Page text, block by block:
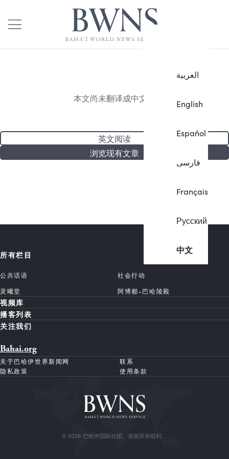
العربية
English
Español
فارسی
Français
Русский
中文
本文尚未翻译成中文。
英文阅读
浏览现有文章
所有栏目
公共话语
社会行动
灵曦堂
阿博都-巴哈陵殿
视频库
播客列表
关注我们
Bahai.org
关于巴哈伊世界新闻网
联系
隐私政策
使用条款
© 2026 巴哈伊国际社团。保留所有权利。